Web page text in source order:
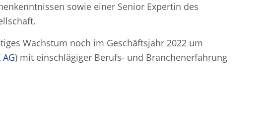
sowie einer Senior Expertin des
Wachstum noch im Geschäftsjahr 2022 um
) mit einschlägiger Berufs- und Branchenerfahrung